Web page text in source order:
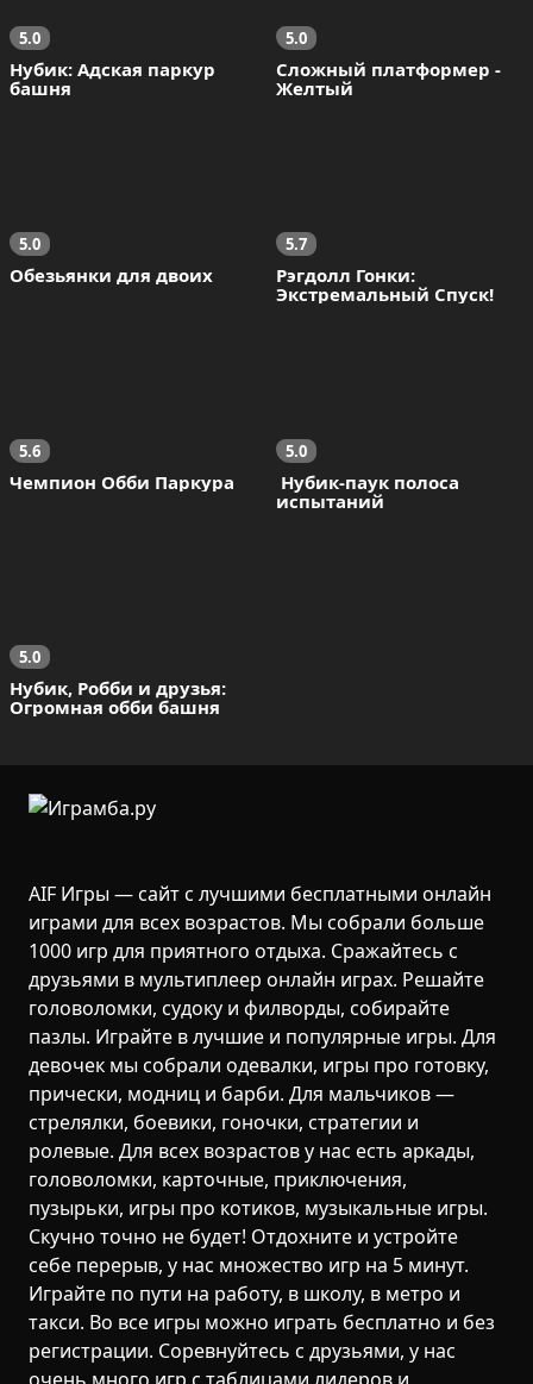
5.0
Нубик: Адская паркур
башня
5.0
Сложный платформер -
Желтый
5.0
Обезьянки для двоих
5.7
Рэгдолл Гонки:
Экстремальный Спуск!
5.6
Чемпион Обби Паркура
5.0
Нубик-паук полоса
испытаний
5.0
Нубик, Робби и друзья:
Огромная обби башня
AIF Игры — сайт с лучшими бесплатными онлайн
играми для всех возрастов. Мы собрали больше
1000 игр для приятного отдыха. Сражайтесь с
друзьями в мультиплеер онлайн играх. Решайте
головоломки, судоку и филворды, собирайте
пазлы. Играйте в лучшие и популярные игры. Для
девочек мы собрали одевалки, игры про готовку,
прически, модниц и барби. Для мальчиков —
стрелялки, боевики, гоночки, стратегии и
ролевые. Для всех возрастов у нас есть аркады,
головоломки, карточные, приключения,
пузырьки, игры про котиков, музыкальные игры.
Скучно точно не будет! Отдохните и устройте
себе перерыв, у нас множество игр на 5 минут.
Играйте по пути на работу, в школу, в метро и
такси. Во все игры можно играть бесплатно и без
регистрации. Соревнуйтесь с друзьями, у нас